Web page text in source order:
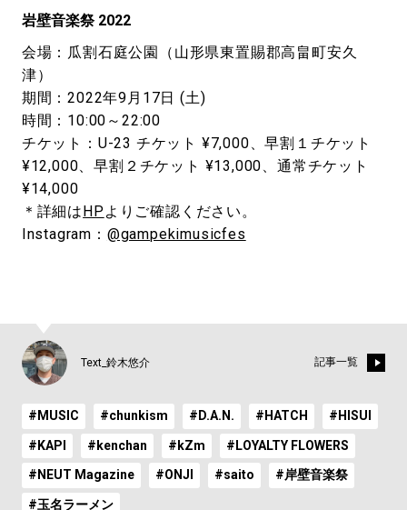
岩壁音楽祭 2022
会場：瓜割石庭公園（山形県東置賜郡高畠町安久
津）
期間：2022年9月17日 (土)
時間：10:00～22:00
チケット：U-23 チケット ¥7,000、早割１チケット
¥12,000、早割２チケット ¥13,000、通常チケット
¥14,000
＊詳細はHP よりご確認ください。
Instagram： @gampekimusicfes
Text_鈴木悠介 記事一覧
#MUSIC #chunkism #D.A.N. #HATCH #HISUI
#KAPI #kenchan #kZm #LOYALTY FLOWERS
#NEUT Magazine #ONJI #saito #岸壁音楽祭
#玉名ラーメン